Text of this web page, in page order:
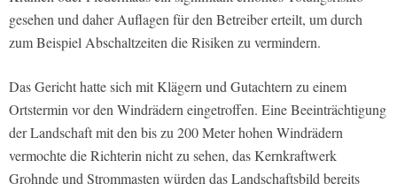
gesehen und daher Auflagen für den Betreiber erteilt, um durch
zum Beispiel Abschaltzeiten die Risiken zu vermindern.
Das Gericht hatte sich mit Klägern und Gutachtern zu einem
Ortstermin vor den Windrädern eingetroffen. Eine Beeinträchtigung
der Landschaft mit den bis zu 200 Meter hohen Windrädern
vermochte die Richterin nicht zu sehen, das Kernkraftwerk
Grohnde und Strommasten würden das Landschaftsbild bereits